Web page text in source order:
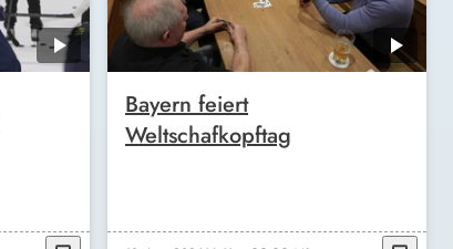
Bayern feiert
Weltschafkopftag